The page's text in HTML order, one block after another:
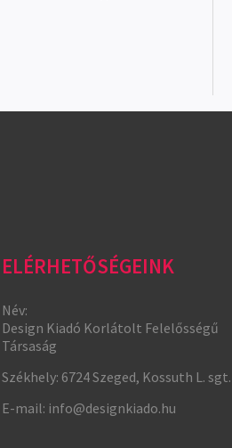
ELÉRHETŐSÉGEINK
Név:
Design Kiadó Korlátolt Felelősségű
Társaság
Székhely: 6724 Szeged, Kossuth L. sgt.
E-mail: info@designkiado.hu